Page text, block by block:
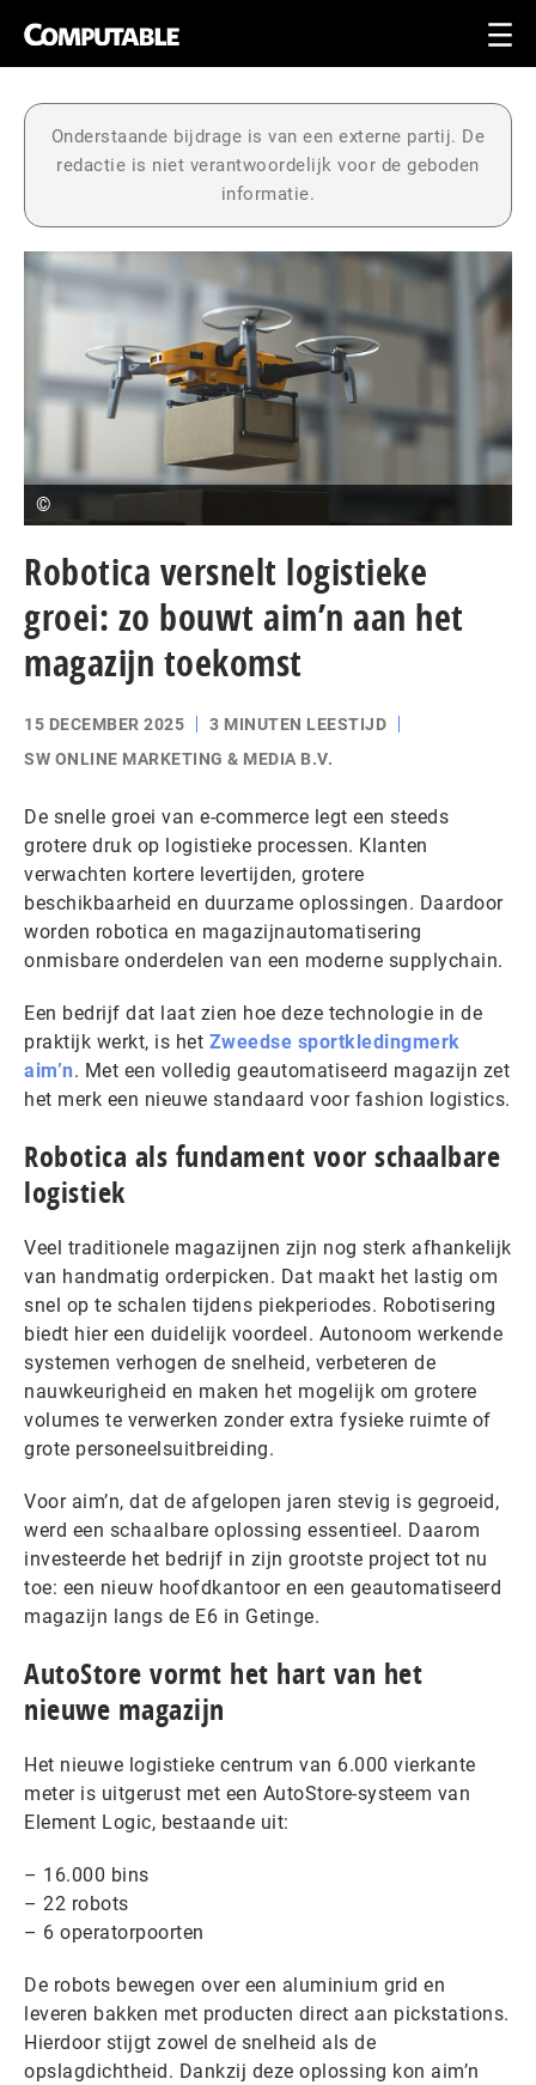
Onderstaande bijdrage is van een externe partij. De
redactie is niet verantwoordelijk voor de geboden
informatie.
©
Robotica versnelt logistieke
groei: zo bouwt aim’n aan het
magazijn toekomst
15 DECEMBER 2025
3 MINUTEN LEESTIJD
SW ONLINE MARKETING & MEDIA B.V.
De snelle groei van e-commerce legt een steeds
grotere druk op logistieke processen. Klanten
verwachten kortere levertijden, grotere
beschikbaarheid en duurzame oplossingen. Daardoor
worden robotica en magazijnautomatisering
onmisbare onderdelen van een moderne supplychain.
Een bedrijf dat laat zien hoe deze technologie in de
praktijk werkt, is het Zweedse sportkledingmerk
aim’n. Met een volledig geautomatiseerd magazijn zet
het merk een nieuwe standaard voor fashion logistics.
Robotica als fundament voor schaalbare
logistiek
Veel traditionele magazijnen zijn nog sterk afhankelijk
van handmatig orderpicken. Dat maakt het lastig om
snel op te schalen tijdens piekperiodes. Robotisering
biedt hier een duidelijk voordeel. Autonoom werkende
systemen verhogen de snelheid, verbeteren de
nauwkeurigheid en maken het mogelijk om grotere
volumes te verwerken zonder extra fysieke ruimte of
grote personeelsuitbreiding.
Voor aim’n, dat de afgelopen jaren stevig is gegroeid,
werd een schaalbare oplossing essentieel. Daarom
investeerde het bedrijf in zijn grootste project tot nu
toe: een nieuw hoofdkantoor en een geautomatiseerd
magazijn langs de E6 in Getinge.
AutoStore vormt het hart van het
nieuwe magazijn
Het nieuwe logistieke centrum van 6.000 vierkante
meter is uitgerust met een AutoStore-systeem van
Element Logic, bestaande uit:
– 16.000 bins
– 22 robots
– 6 operatorpoorten
De robots bewegen over een aluminium grid en
leveren bakken met producten direct aan pickstations.
Hierdoor stijgt zowel de snelheid als de
opslagdichtheid. Dankzij deze oplossing kon aim’n